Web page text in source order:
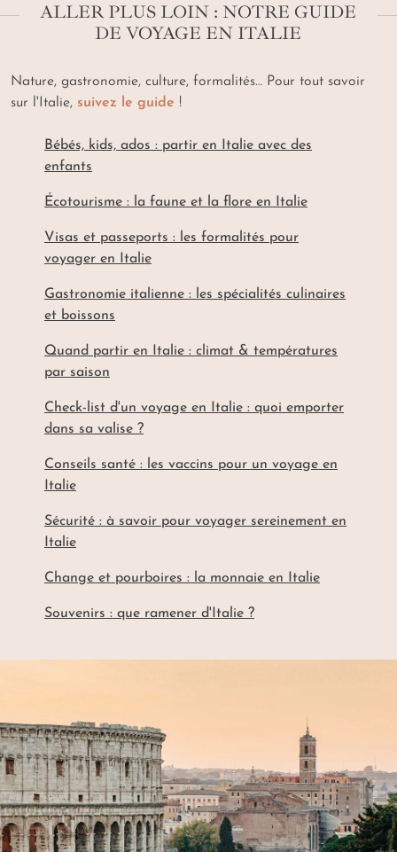
ALLER PLUS LOIN : NOTRE GUIDE
DE VOYAGE EN ITALIE
Nature, gastronomie, culture, formalités… Pour tout savoir
sur l'Italie, suivez le guide !
Bébés, kids, ados : partir en Italie avec des
enfants
Écotourisme : la faune et la flore en Italie
Visas et passeports : les formalités pour
voyager en Italie
Gastronomie italienne : les spécialités culinaires
et boissons
Quand partir en Italie : climat & températures
par saison
Check-list d'un voyage en Italie : quoi emporter
dans sa valise ?
Conseils santé : les vaccins pour un voyage en
Italie
Sécurité : à savoir pour voyager sereinement en
Italie
Change et pourboires : la monnaie en Italie
Souvenirs : que ramener d'Italie ?